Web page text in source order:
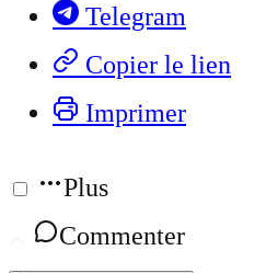
Telegram
Copier le lien
Imprimer
Plus
Commenter